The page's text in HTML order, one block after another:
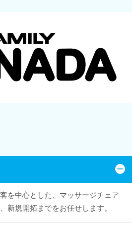
を中心とした、マッサージチェア
新規開拓までをお任せします。